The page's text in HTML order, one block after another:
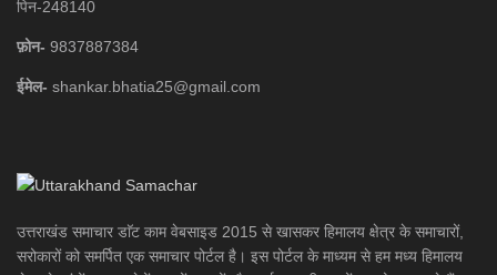
पिन-248140
फ़ोन- 9837887384
ईमेल- shankar.bhatia25@gmail.com
उत्तराखंड समाचार डाॅट काम वेबसाइड 2015 से खासकर हिमालय क्षेत्र के समाचारों,
सरोकारों को समर्पित एक समाचार पोर्टल है। इस पोर्टल के माध्यम से हम मध्य हिमालय